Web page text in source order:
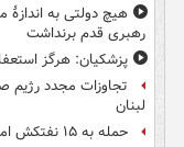
هیچ دولتی به
رهبری قدم برنداشت
پزشکیان: هرگز
تجاوزات مجدد رژیم
لبنان
حمله به ۱۵ نفتکش‌ اماراتی از ابتدای جنگ